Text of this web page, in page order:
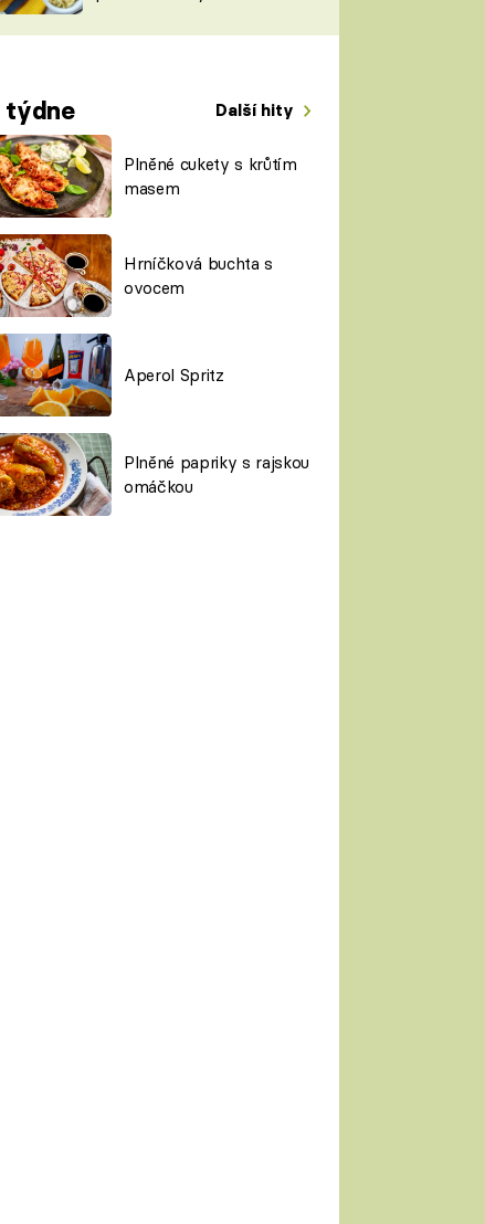
týdne Další hity
Plněné cukety s krůtím
masem
Hrníčková buchta s
ovocem
Aperol Spritz
Plněné papriky s rajskou
omáčkou